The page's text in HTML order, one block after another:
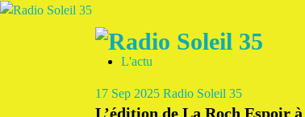
Aller
La Radio Des Marches de Bretagne !
L'actu
17 Sep 2025 Radio Soleil 35
L’édition de La Roch Espoir